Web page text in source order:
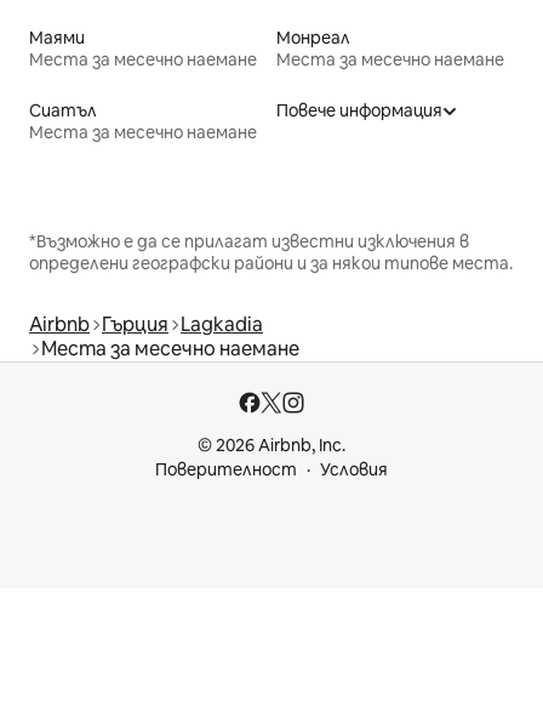
Маями
Места за месечно наемане
Монреал
Места за месечно наемане
Сиатъл
Места за месечно наемане
Повече информация
*Възможно е да се прилагат известни изключения в
определени географски райони и за някои типове места.
Airbnb Гърция Lagkadia
Места за месечно наемане
© 2026 Airbnb, Inc.
Поверителност
Условия